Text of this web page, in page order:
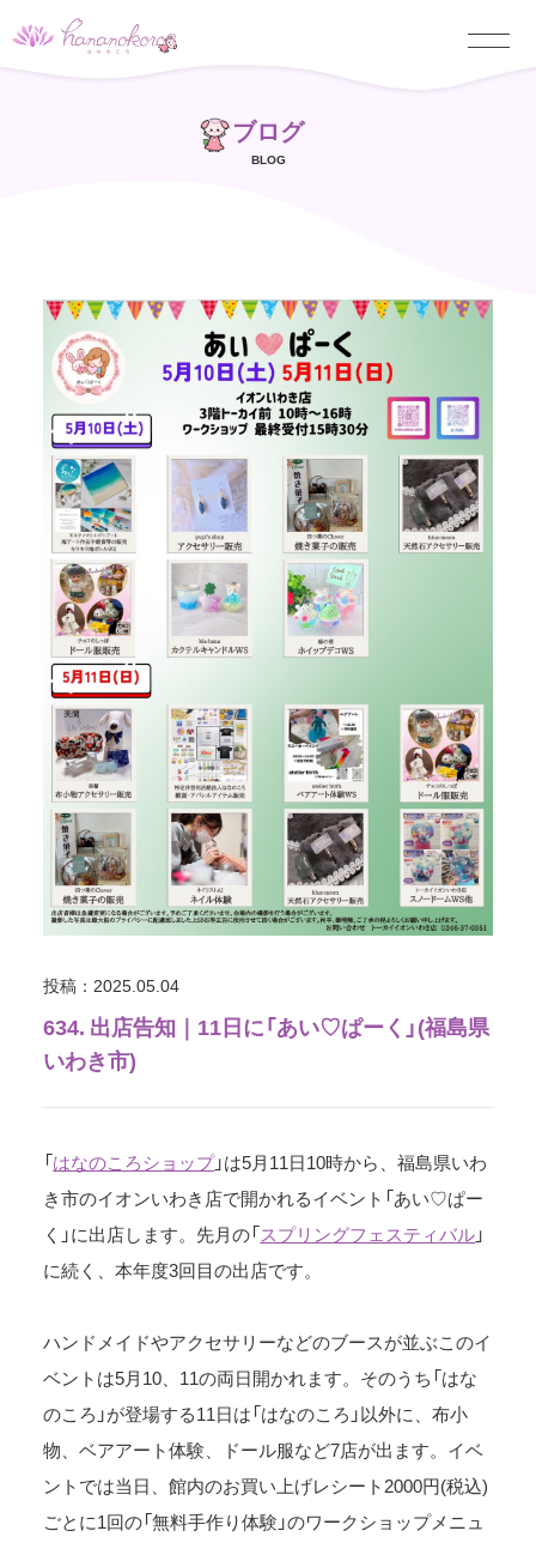
ブログ
BLOG
投稿：2025.05.04
634. 出店告知｜11日に「あい♡ぱーく」(福島県
いわき市)
「はなのころショップ」は5月11日10時から、福島県いわ
き市のイオンいわき店で開かれるイベント「あい♡ぱー
く」に出店します。先月の「スプリングフェスティバル」
に続く、本年度3回目の出店です。
ハンドメイドやアクセサリーなどのブースが並ぶこのイ
ベントは5月10、11の両日開かれます。そのうち「はな
のころ」が登場する11日は「はなのころ」以外に、布小
物、ベアアート体験、ドール服など7店が出ます。イベ
ントでは当日、館内のお買い上げレシート2000円(税込)
ごとに1回の「無料手作り体験」のワークショップメニュ